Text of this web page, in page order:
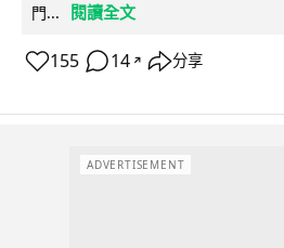
門...
閱讀全文
155 14 ↗ 分享
ADVERTISEMENT